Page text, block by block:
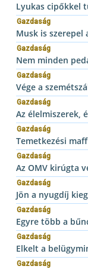
Lyukas cipőkkel
Gazdaság
Musk is szerepel
Gazdaság
Nem minden
Gazdaság
Vége a
Gazdaság
Az élelmiszerek,
Gazdaság
Temetkezési
Gazdaság
Az OMV kirúgta
Gazdaság
Jön a nyugdíj
Gazdaság
Egyre több a
Gazdaság
Elkelt a
Gazdaság